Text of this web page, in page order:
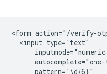
<form action="/verify-
  <input type="text"
autocomplete="one-
      pattern="\d{6}"